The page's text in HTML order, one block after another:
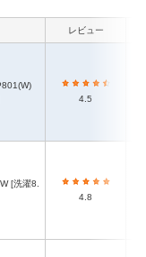
レビュー
4.5
4.8